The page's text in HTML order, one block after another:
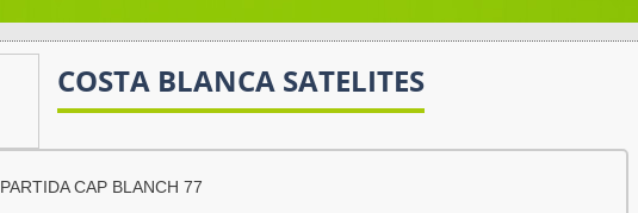
COSTA BLANCA SATELITES
PARTIDA CAP BLANCH 77